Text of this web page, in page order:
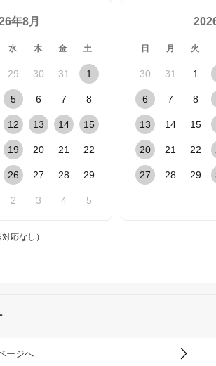
年8月
水 木 金 土
29 30 31 1
5 6 7 8
12 13 14 15
19 20 21 22
26 27 28 29
2 3 4 5
日 月 火
30 31 1
6 7 8
13 14 15
20 21 22
27 28 29
応なし）
ージへ